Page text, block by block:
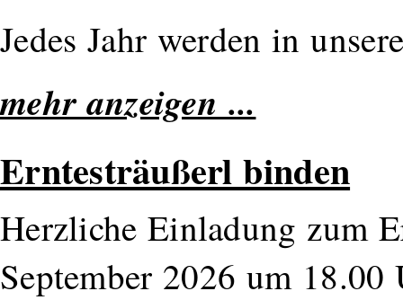
Jedes Jahr werden in
mehr anzeigen ...
Erntesträußerl binden
Herzliche Einladung zum
September 2026 um